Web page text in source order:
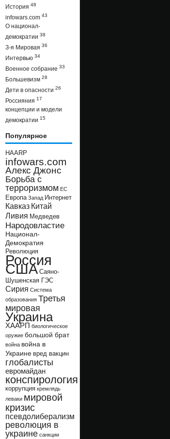
История 48
infowars.com 43
О национал-
демократии 38
З-я Мировая 36
Интервью 34
Военное собрание 33
Большевизм 28
Дети в опасности 26
Россияния 17
концепции и модели
демократии 15
Популярное
HAARP
infowars.com
Алекс Джонс
Борьба с
терроризмом ЕС
Европа Запад Интернет
Кавказ Китай
Ливия Медведев
Народовластие
Национал-
Демократия
Революция
Россия
США Саяно-
Шушенская ГЭС
Сирия Система
образования Третья
мировая
Украина
ХААРП биологическое
оружие большой брат
война война в
Украине вред вакцин
глобалисты
евромайдан
конспирология
коррупция кремлядь
леваки мировой
кризис
псевдолиберализм
революция в
украине санкции